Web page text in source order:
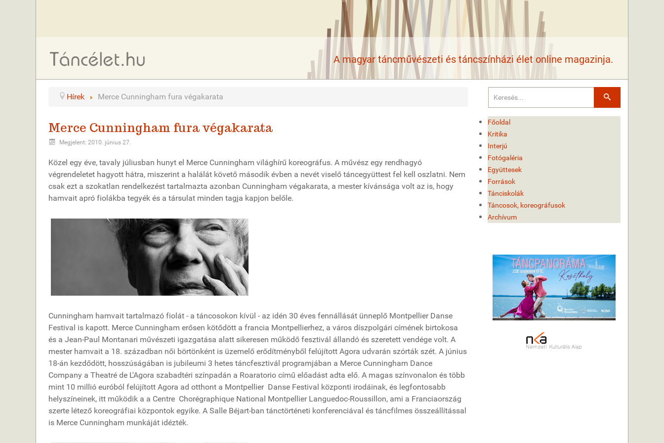
A magyar táncművészeti és táncszínházi élet online magazinja.
Hírek Merce Cunningham fura végakarata
Merce Cunningham fura végakarata
Megjelent: 2010. június 27.
Közel egy éve, tavaly júliusban hunyt el Merce Cunningham világhírű koreográfus. A művész egy rendhagyó
végrendeletet hagyott hátra, miszerint a halálát követő második évben a nevét viselő táncegyüttest fel kell oszlatni. Nem
csak ezt a szokatlan rendelkezést tartalmazta azonban Cunningham végakarata, a mester kívánsága volt az is, hogy
hamvait apró fiolákba tegyék és a társulat minden tagja kapjon belőle.
Cunningham hamvait tartalmazó fiolát - a táncosokon kívül - az idén 30 éves fennállását ünneplő Montpellier Danse
Festival is kapott. Merce Cunningham erősen kötődött a francia Montpellierhez, a város díszpolgári címének birtokosa
és a Jean-Paul Montanari művészeti igazgatása alatt sikeresen működő fesztivál állandó és szeretett vendége volt. A
mester hamvait a 18. században női börtönként is üzemelő erődítményből felújított Agora udvarán szórták szét. A június
18-án kezdődött, hosszúságában is jubileumi 3 hetes táncfesztivál programjában a Merce Cunningham Dance
Company a Theatré de L'Agora szabadtéri színpadán a Roaratorio című előadást adta elő. A magas színvonalon és több
mint 10 millió euróból felújított Agora ad otthont a Montpellier Danse Festival központi irodáinak, és legfontosabb
helyszíneinek, itt működik a a Centre Chorégraphique National Montpellier Languedoc-Roussillon, ami a Franciaország
szerte létező koreográfiai központok egyike. A Salle Béjart-ban tánctörténeti konferenciával és táncfilmes összeállítással
is Merce Cunningham munkáját idézték.
Keresés
Főoldal
Kritika
Interjú
Fotógaléria
Együttesek
Források
Tánciskolák
Táncosok, koreográfusok
Archívum